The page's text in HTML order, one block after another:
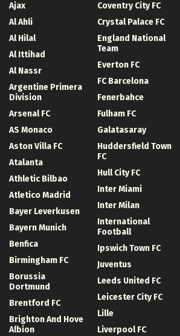
Ajax
Al Ahli
Al Hilal
Al Ittihad
Al Nassr
Argentine Primera
Division
Arsenal FC
AS Monaco
Aston Villa FC
Atalanta
Athletic Bilbao
Atletico Madrid
Bayer Leverkusen
Bayern Munich
Benfica
Birmingham FC
Borussia
Dortmund
Brentford FC
Brighton And Hove
Albion
Coventry City FC
Crystal Palace FC
England National
Team
Everton FC
FC Barcelona
Fenerbahce
Fulham FC
Galatasaray
Huddersfield Town
FC
Hull City FC
Inter Miami
Inter Milan
International
Football
Ipswich Town FC
Juventus
Leeds United FC
Leicester City FC
Lille
Liverpool FC